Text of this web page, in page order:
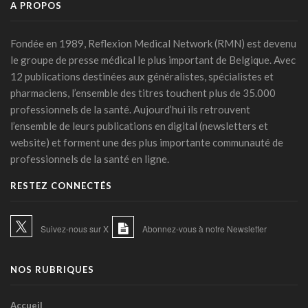
transparence
Littératie en santé digitale: une matinée d'information
organisée le 31 août à Bruxelles
13 juillet 2026 - 09:03
TIM-HF3: l'IA vocale surpasse le suivi pondéral pour
anticiper la décompensation cardiaque
10 juillet 2026 - 12:25
Médecins et réseaux sociaux: l'Ordre appelle à la prudence
07 juillet 2026 - 20:56
Les Belges restent les plus réticents d'Europe face au
diagnostic médical par l'IA (étude)
L’Hôpital Imelda premier en Belgique à déployer une IA
06 juillet 2026 - 10:49
A PROPOS
Fondée en 1989, Reflexion Medical Network (RMN) est devenu
le groupe de presse médical le plus important de Belgique. Avec
12 publications destinées aux généralistes, spécialistes et
pharmaciens, l’ensemble des titres touchent plus de 35.000
professionnels de la santé. Aujourd’hui ils retrouvent
l’ensemble de leurs publications en digital (newsletters et
website) et forment une des plus importante communauté de
professionnels de la santé en ligne.
RESTEZ CONNECTÉS
Suivez-nous sur X Abonnez-vous à notre Newsletter
NOS RUBRIQUES
Accueil